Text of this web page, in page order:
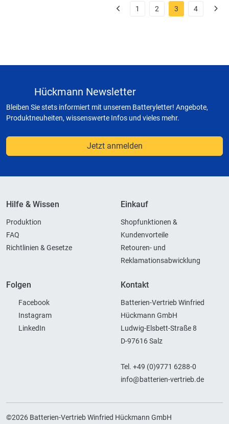
1 2 3 4
Hückmann Newsletter
Bleiben Sie stets informiert mit unserem Batteryletter! Angebote,
Produktneuheiten, wissenswerte Infos und vieles mehr.
Jetzt anmelden
Hilfe & Wissen
Produktion
FAQ
Richtlinien & Gesetze
Einkauf
Shopfunktionen &
Kundenvorteile
Retouren- und
Reklamationsabwicklung
Folgen
Facebook
Instagram
LinkedIn
Kontakt
Batterien-Vertrieb Winfried
Hückmann GmbH
Ludwig-Elsbett-Straße 8
D-97616 Salz
Tel. +49 (0)9771 6288-0
info@batterien-vertrieb.de
©2026 Batterien-Vertrieb Winfried Hückmann GmbH